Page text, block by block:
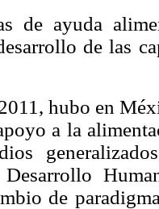
de ayuda
de las
hubo en
a la
de